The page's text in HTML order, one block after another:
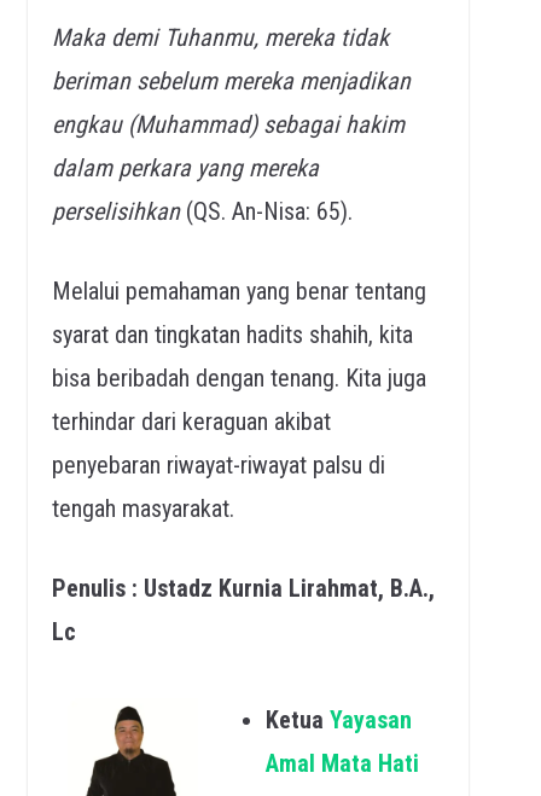
Maka demi Tuhanmu, mereka tidak
beriman sebelum mereka menjadikan
engkau (Muhammad) sebagai hakim
dalam perkara yang mereka
perselisihkan(QS. An-Nisa: 65).
Melalui pemahaman yang benar tentang
syarat dan tingkatan hadits shahih, kita
bisa beribadah dengan tenang. Kita juga
terhindar dari keraguan akibat
penyebaran riwayat-riwayat palsu di
tengah masyarakat.
Penulis : Ustadz Kurnia Lirahmat, B.A.,
Lc
Ketua Yayasan
Amal Mata Hati